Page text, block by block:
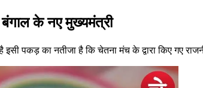
के नए मुख्यमंत्री
पकड़ का नतीजा है कि चेतना मंच के द्वारा किए गए